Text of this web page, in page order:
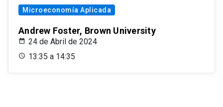
Microeconomía Aplicada
Andrew Foster, Brown University
24 de Abril de 2024
13:35 a 14:35